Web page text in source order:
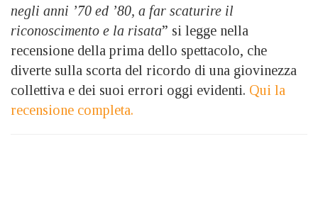
negli anni ’70 ed ’80, a far scaturire il
riconoscimento e la risata” si legge nella
recensione della prima dello spettacolo, che
diverte sulla scorta del ricordo di una giovinezza
collettiva e dei suoi errori oggi evidenti. Qui la
recensione completa.